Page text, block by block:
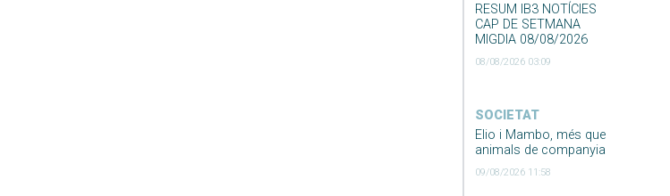
RESUM IB3 NOTÍCIES
CAP DE SETMANA
MIGDIA 08/08/2026
08/08/2026 03:09
SOCIETAT
Elio i Mambo, més que
animals de companyia
09/08/2026 11:58